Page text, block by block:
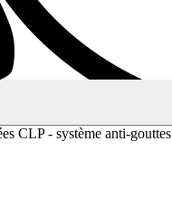
CLP - système anti-gouttes